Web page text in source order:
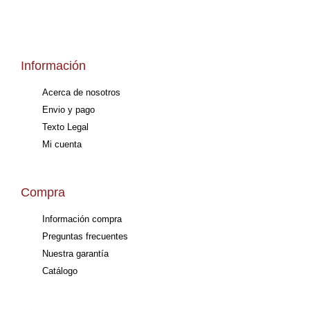
Información
Acerca de nosotros
Envio y pago
Texto Legal
Mi cuenta
Compra
Información compra
Preguntas frecuentes
Nuestra garantía
Catálogo